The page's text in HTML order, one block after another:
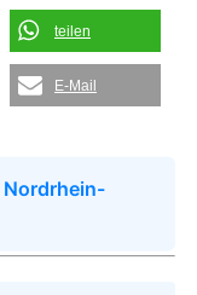
teilen
E-Mail
Nordrhein-